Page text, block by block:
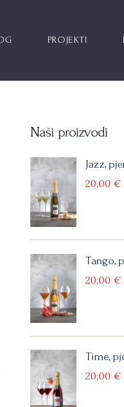
PROJEKTI
Naši proizvodi
Jazz,
20 00 €
Tango,
20 00 €
Time,
20 00 €